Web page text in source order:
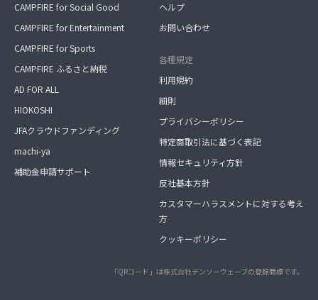
CAMPFIRE for Social Good
CAMPFIRE for Entertainment
CAMPFIRE for Sports
CAMPFIRE ふるさと納税
AD FOR ALL
HIOKOSHI
JFAクラウドファンディング
machi-ya
補助金申請サポート
ヘルプ
お問い合わせ
各種規定
利用規約
細則
プライバシーポリシー
特定商取引法に基づく表記
情報セキュリティ方針
反社基本方針
カスタマーハラスメントに対する考え
方
クッキーポリシー
「QRコード」は株式会社デンソーウェーブの登録商標です。